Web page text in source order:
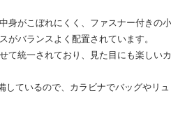
身がこぼれにくく、ファスナー付きの
がバランスよく配置されています。
て統一されており、見た目にも楽しい
しているので、カラビナでバッグやリ